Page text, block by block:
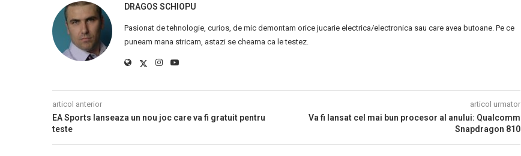
DRAGOS SCHIOPU
Pasionat de tehnologie, curios, de mic demontam orice jucarie electrica/electronica sau care avea butoane. Pe ce
puneam mana stricam, astazi se cheama ca le testez.
articol anterior
EA Sports lanseaza un nou joc care va fi gratuit pentru
teste
articol urmator
Va fi lansat cel mai bun procesor al anului: Qualcomm
Snapdragon 810